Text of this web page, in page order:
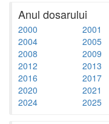
Anul dosarului
2000 2001
2004
2005
2008
2009
2012
2013
2016
2017
2020
2021
2024
2025